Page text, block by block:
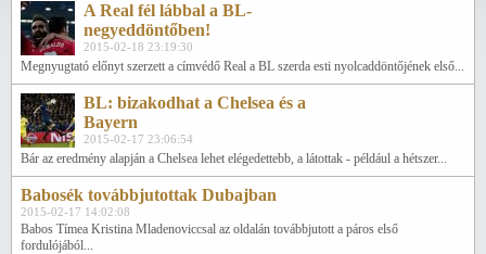
A Real fél lábbal a BL-
negyeddöntőben!
2015-02-18 23:19:30
Megnyugtató előnyt szerzett a címvédő Real a BL szerda esti nyolcaddöntőjének első...
BL: bizakodhat a Chelsea és a
Bayern
2015-02-17 23:06:54
Bár az eredmény alapján a Chelsea lehet elégedettebb, a látottak - például a hétszer...
Babosék továbbjutottak Dubajban
2015-02-17 14:02:08
Babos Tímea Kristina Mladenoviccsal az oldalán továbbjutott a páros első
fordulójából...